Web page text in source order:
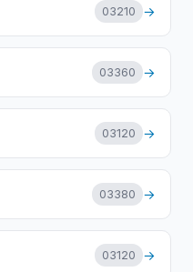
03210 →
03360 →
03120 →
03380 →
03120 →